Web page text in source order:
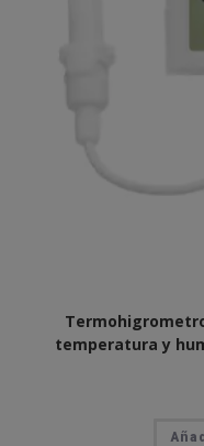
temperatura y